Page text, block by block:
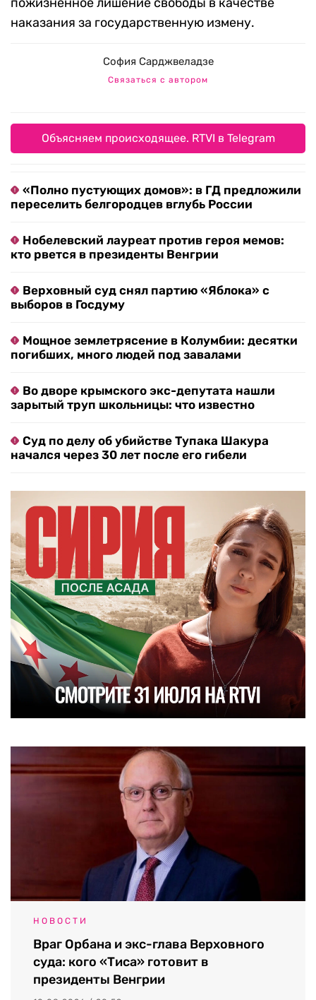
наказания за государственную измену.
София Сарджвеладзе
Связаться с автором
Объясняем происходящее. RTVI в Telegram
«Полно пустующих домов»: в ГД предложили
переселить белгородцев вглубь России
Нобелевский лауреат против героя мемов:
кто рвется в президенты Венгрии
Верховный суд снял партию «Яблока» с
выборов в Госдуму
Мощное землетрясение в Колумбии: десятки
погибших, много людей под завалами
Во дворе крымского экс-депутата нашли
зарытый труп школьницы: что известно
Суд по делу об убийстве Тупака Шакура
начался через 30 лет после его гибели
НОВОСТИ
Враг Орбана и экс-глава Верховного
суда: кого «Тиса» готовит в
президенты Венгрии